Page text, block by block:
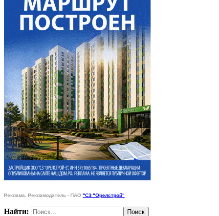
Реклама. Рекламодатель - ПАО "СЗ "Орелстрой"
Найти: